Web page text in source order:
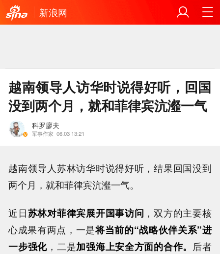
新浪网
越南领导人访华时说得好听，回国
没到两个月，就和菲律宾沆瀣一气
科罗廖夫
军事作家 06.03 13:21
越南领导人苏林访华时说得好听，结果回国没到
两个月，就和菲律宾沆瀣一气。
近日苏林对菲律宾展开国事访问 ，双方的主要核
心成果有两点，一是将当前的“战略伙伴关系”进
一步强化 ，二是加强海上安全方面的合作。 后者